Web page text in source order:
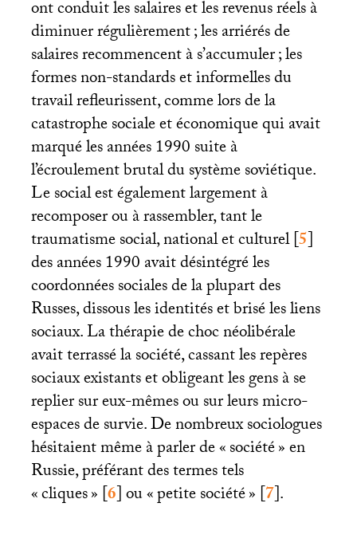
ont conduit les salaires et les revenus réels à
diminuer régulièrement; les arriérés de
salaires recommencent à s’accumuler; les
formes non-standards et informelles du
travail refleurissent, comme lors de la
catastrophe sociale et économique qui avait
marqué les années 1990 suite à
l’écroulement brutal du système soviétique.
Le social est également largement à
recomposer ou à rassembler, tant le
traumatisme social, national et culturel[5]
des années 1990 avait désintégré les
coordonnées sociales de la plupart des
Russes, dissous les identités et brisé les liens
sociaux. La thérapie de choc néolibérale
avait terrassé la société, cassant les repères
sociaux existants et obligeant les gens à se
replier sur eux-mêmes ou sur leurs micro-
espaces de survie. De nombreux sociologues
hésitaient même à parler de «société» en
Russie, préférant des termes tels
«cliques»[6]ou «petite société»[7].